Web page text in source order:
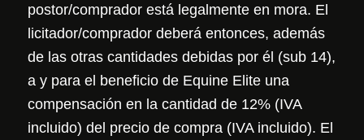
postor/comprador está legalmente en mora. El
licitador/comprador deberá entonces, además
de las otras cantidades debidas por él (sub 14),
a y para el beneficio de Equine Elite una
compensación en la cantidad de 12% (IVA
incluido) del precio de compra (IVA incluido). El